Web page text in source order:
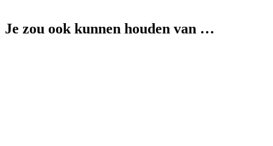
Je zou ook kunnen houden van …